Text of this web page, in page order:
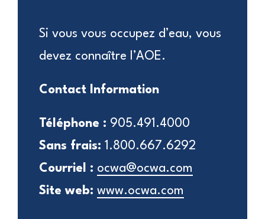
Si vous vous occupez d’eau, vous
devez connaître l’AOE.
Contact Information
Téléphone : 905.491.4000
Sans frais: 1.800.667.6292
Courriel : ocwa@ocwa.com
Site web: www.ocwa.com